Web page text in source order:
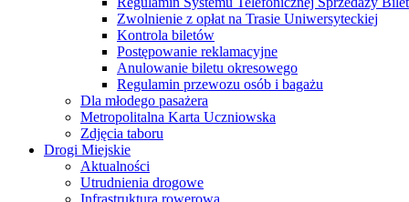
Zwolnienie z opłat na Trasie Uniwersyteckiej
Kontrola biletów
Postępowanie reklamacyjne
Anulowanie biletu okresowego
Regulamin przewozu osób i bagażu
Dla młodego pasażera
Metropolitalna Karta Uczniowska
Zdjęcia taboru
Drogi Miejskie
Aktualności
Utrudnienia drogowe
Infrastruktura rowerowa